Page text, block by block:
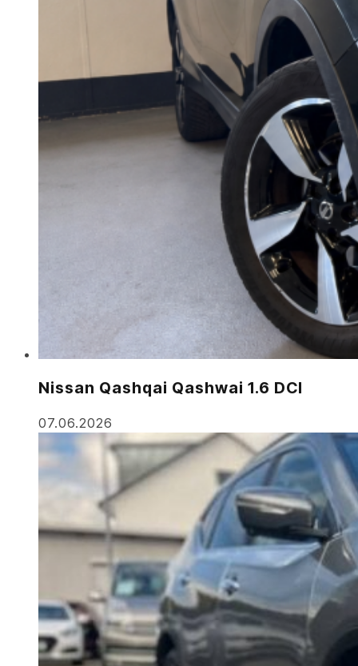
Nissan Qashqai Qashwai 1.6 DCI
07.06.2026